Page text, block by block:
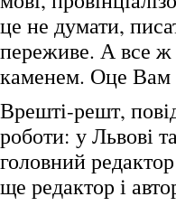
це не думати,
переживе. А все ж
каменем. Оце Вам
Врешті-решт,
роботи: у Львові
головний
ще редактор і